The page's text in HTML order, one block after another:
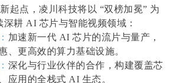
起点，凌川科技将以 “双榜加冕” 为
深耕 AI 芯片与智能视频领域：
： 加速新一代 AI 芯片的流片与量产，
、更高效的算力基础设施。
： 深化与行业伙伴的合作，构建覆盖芯
应用的全栈式 AI 生态。